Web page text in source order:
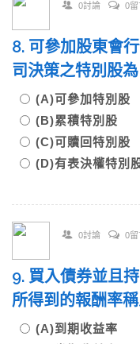
0討論 0留
8. 可參加股東會
司決策之特別股
(A)可參加特別股
(B)累積特別股
(C)可贖回特別股
(D)有表決權特別
0討論 0留
9. 買入債券並且
所得到的報酬率
(A)到期收益率